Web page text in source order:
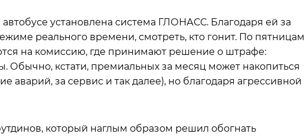
установлена система ГЛОНАСС. Благодаря ей за
реального времени, смотреть, кто гонит. По пятницам
на комиссию, где принимают решение о штрафе:
Обычно, кстати, премиальных за месяц может накопиться
аварий, за сервис и так далее), но благодаря агрессивной
который наглым образом решил обогнать